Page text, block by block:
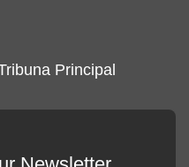
Principal